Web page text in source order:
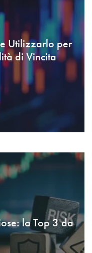
Utilizzarlo per
di Vincita
la Top 3 da